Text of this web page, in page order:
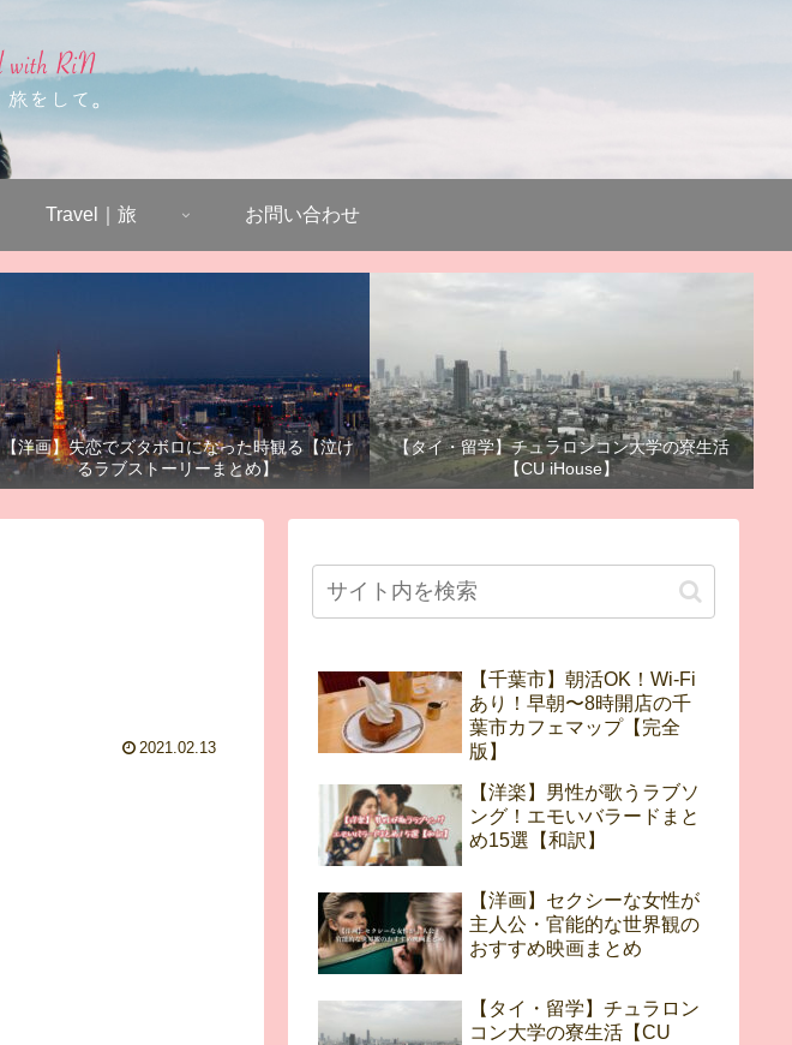
Travel｜旅 お問い合わせ
【洋画】失恋でズタボロになった時観る【泣け
るラブストーリーまとめ】
【タイ・留学】チュラロンコン大学の寮生活
【CU iHouse】
2021.02.13
【千葉市】朝活OK！Wi-Fi
あり！早朝〜8時開店の千
葉市カフェマップ【完全
版】
【洋楽】男性が歌うラブソ
ング！エモいバラードまと
め15選【和訳】
【洋画】セクシーな女性が
主人公・官能的な世界観の
おすすめ映画まとめ
【タイ・留学】チュラロン
コン大学の寮生活【CU